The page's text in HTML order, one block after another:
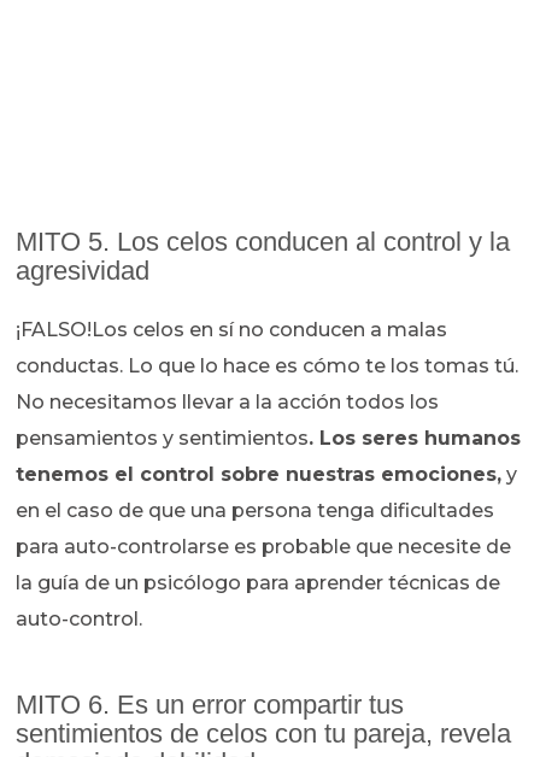
MITO 5. Los celos conducen al control y la
agresividad
¡FALSO!Los celos en sí no conducen a malas
conductas. Lo que lo hace es cómo te los tomas tú.
No necesitamos llevar a la acción todos los
pensamientos y sentimientos. Los seres humanos
tenemos el control sobre nuestras emociones, y
en el caso de que una persona tenga dificultades
para auto-controlarse es probable que necesite de
la guía de un psicólogo para aprender técnicas de
auto-control.
MITO 6. Es un error compartir tus
sentimientos de celos con tu pareja, revela